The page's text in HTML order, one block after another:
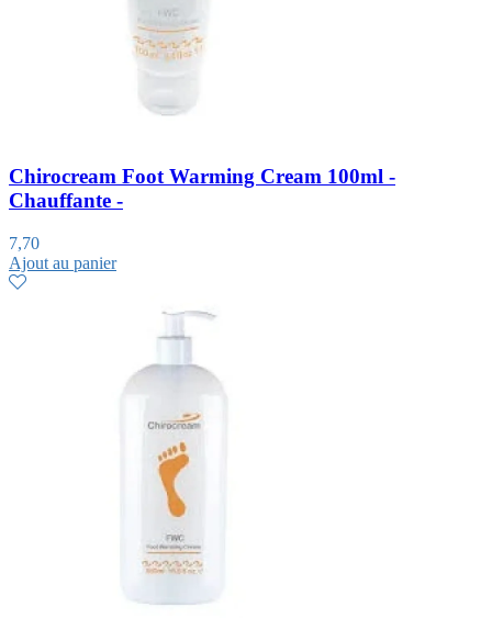
Chirocream Foot Warming Cream 100ml -
Chauffante -
7,70
Ajout au panier